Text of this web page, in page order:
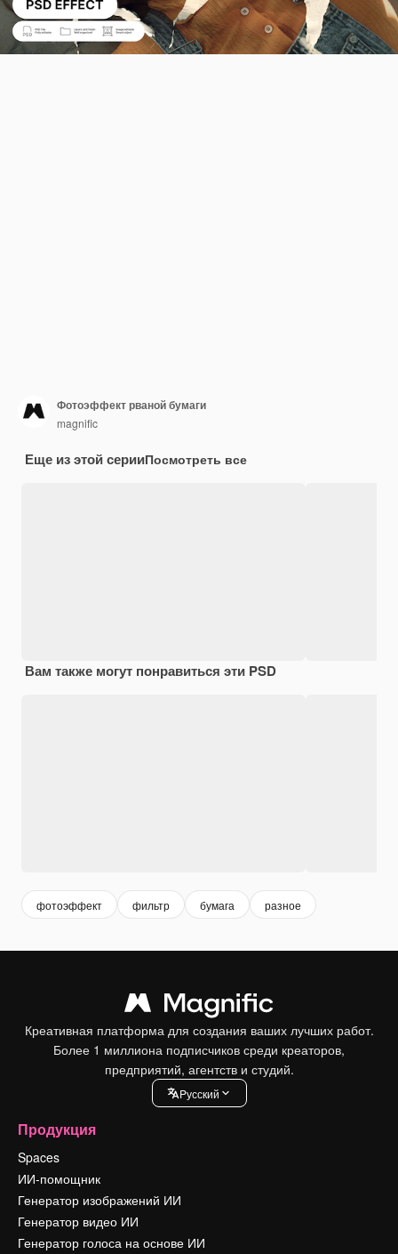
Фотоэффект рваной бумаги
magnific
Еще из этой серииПосмотреть все
Вам также могут понравиться эти PSD
фотоэффект фильтр бумага разное
Креативная платформа для создания ваших лучших работ.
Более 1 миллиона подписчиков среди креаторов,
предприятий, агентств и студий.
Pусский
Продукция
Spaces
ИИ-помощник
Генератор изображений ИИ
Генератор видео ИИ
Генератор голоса на основе ИИ